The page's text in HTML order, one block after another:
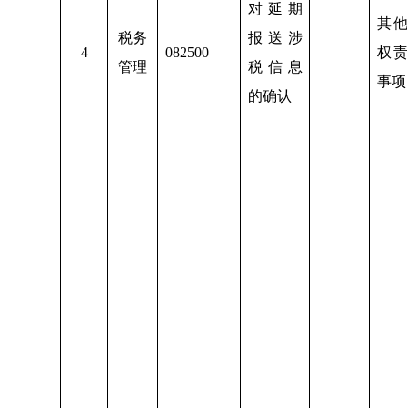
4
税务
管理
082500
对延期
报送涉
税信息
的确认
其
权
事项